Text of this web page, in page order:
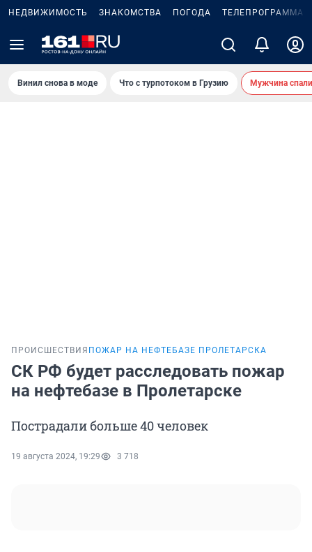
НЕДВИЖИМОСТЬ ЗНАКОМСТВА ПОГОДА ТЕЛЕПРОГРАММА
Винил снова в моде Что с турпотоком в Грузию Мужчина
ПРОИСШЕСТВИЯ ПОЖАР НА НЕФТЕБАЗЕ ПРОЛЕТАРСКА
СК РФ будет расследовать пожар
на нефтебазе в Пролетарске
Пострадали больше 40 человек
19 августа 2024, 19:29 3 718